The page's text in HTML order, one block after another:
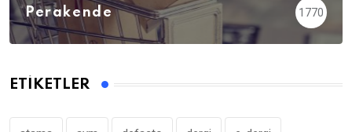
Perakende 1770
ETIKETLER